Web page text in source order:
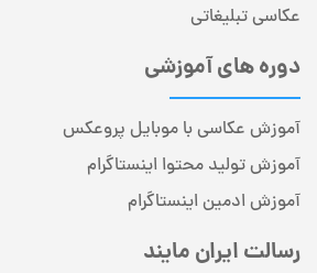
عکاسی تبلیغاتی
دوره های آموزشی
آموزش عکاسی با موبایل پروعکس
آموزش تولید محتوا اینستاگرام
آموزش ادمین اینستاگرام
رسالت ایران مایند